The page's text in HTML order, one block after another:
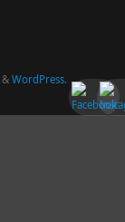
& WordPress.